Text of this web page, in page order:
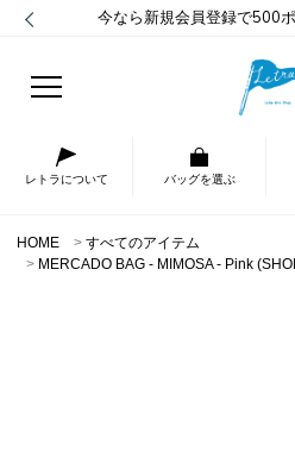
今なら新規会員登録で500
レトラについて バッグを選ぶ
HOME
すべてのアイテム
MERCADO BAG - MIMOSA - Pink